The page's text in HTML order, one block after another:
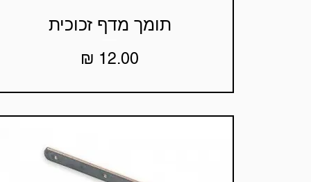
תצוגה מהירה
תומך מדף זכוכית
מחיר